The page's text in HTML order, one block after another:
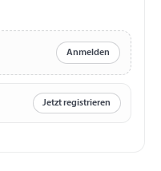
Anmelden
Jetzt registrieren